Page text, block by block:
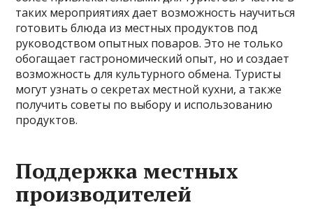
таких мероприятиях дает возможность научиться
готовить блюда из местных продуктов под
руководством опытных поваров. Это не только
обогащает гастрономический опыт, но и создает
возможность для культурного обмена. Туристы
могут узнать о секретах местной кухни, а также
получить советы по выбору и использованию
продуктов.
Поддержка местных
производителей